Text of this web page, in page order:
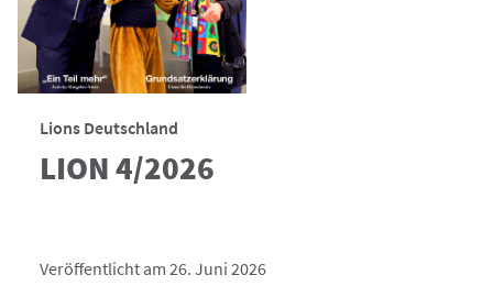
Lions Deutschland
LION 4/2026
Veröffentlicht am 26. Juni 2026